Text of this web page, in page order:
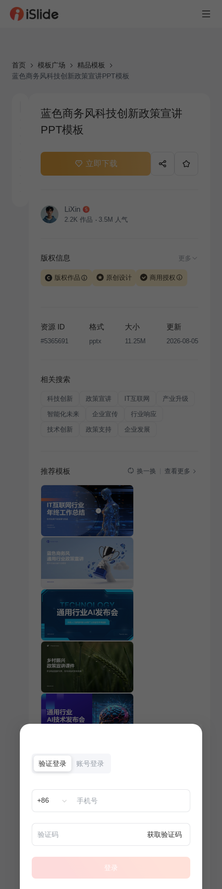
首页 模板广场
精品模板
蓝色商务风科技创新政策宣讲PPT模板
蓝色商务风科技创新政策宣讲
PPT模板
立即下载
LiXin
2.2K 作品 3.5M 人气
版权信息 更多
版权作品 原创设计 商用授权
版权声明
条款，禁止任何形式的转让、出售或出租，未
经投权许可任何人不得擅自转载和分发，否则将接照我
资源 ID
#5365691
格式
pptx
大小
11.25M
更新
2026-08-05
相关搜索
科技创新 政策宣讲 IT互联网 产业升级
智能化未来 企业宣传 行业响应
技术创新 政策支持 企业发展
推荐模板 换一换 查看更多
验证登录 账号登录
+86
获取验证码
登录